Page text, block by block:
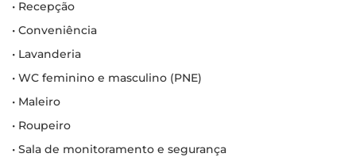
• Recepção
• Conveniência
• Lavanderia
• WC feminino e masculino (PNE)
• Maleiro
• Roupeiro
• Sala de monitoramento e segurança